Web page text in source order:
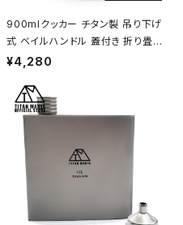
900mlクッカー チタン製 吊り下げ
式 ベイルハンドル 蓋付き 折り畳み
ハンドル付き 超軽量 頑丈 直火OK
プ BBQ バーベキュー アウトドア キ
ャンプ用品 収納袋付き
¥4,280